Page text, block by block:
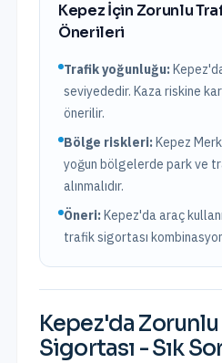
Kepezİçin Zorunlu
Önerileri
Trafik yoğunluğu:Kepez
seviyededir. Kaza riskine
önerilir.
Bölge riskleri:Kepez
yoğun bölgelerde park ve
alınmalıdır.
Öneri:Kepez'da araç
trafik sigortası
Kepez'da
Sigortası - Sık